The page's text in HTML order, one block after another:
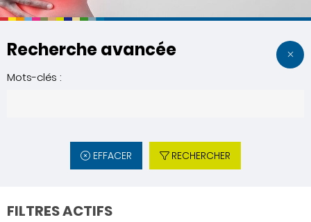
Recherche avancée
Mots-clés :
EFFACER RECHERCHER
FILTRES ACTIFS